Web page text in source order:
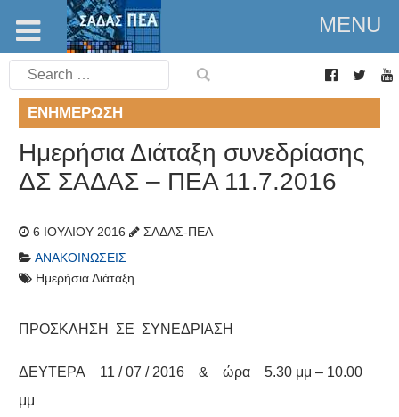
MENU
Search
for:
ΕΝΗΜΈΡΩΣΗ
Ημερήσια Διάταξη συνεδρίασης
ΔΣ ΣΑΔΑΣ – ΠΕΑ 11.7.2016
6 ΙΟΥΛΊΟΥ 2016
ΣΑΔΑΣ-ΠΕΑ
ΑΝΑΚΟΙΝΏΣΕΙΣ
Ημερήσια Διάταξη
ΠΡΟΣΚΛΗΣΗ ΣΕ ΣΥΝΕΔΡΙΑΣΗ
ΔΕΥΤΕΡΑ 11 / 07 / 2016 & ώρα 5.30 μμ – 10.00
μμ